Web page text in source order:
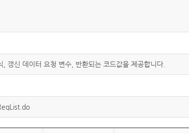
갱신 데이터 요청 변수, 반환되는 코드값을 제공합니다.